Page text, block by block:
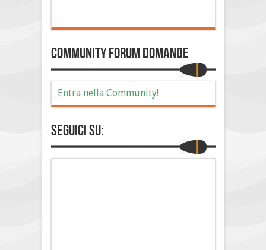
Community Forum Domande
Entra nella Community!
Seguici su: